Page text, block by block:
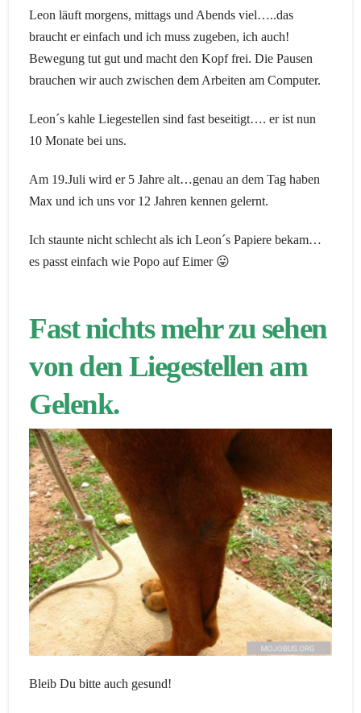
Leon läuft morgens, mittags und Abends viel…..das
braucht er einfach und ich muss zugeben, ich auch!
Bewegung tut gut und macht den Kopf frei. Die Pausen
brauchen wir auch zwischen dem Arbeiten am Computer.
Leon´s kahle Liegestellen sind fast beseitigt…. er ist nun
10 Monate bei uns.
Am 19.Juli wird er 5 Jahre alt…genau an dem Tag haben
Max und ich uns vor 12 Jahren kennen gelernt.
Ich staunte nicht schlecht als ich Leon´s Papiere bekam…
es passt einfach wie Popo auf Eimer 😛
Fast nichts mehr zu sehen
von den Liegestellen am
Gelenk.
Bleib Du bitte auch gesund!